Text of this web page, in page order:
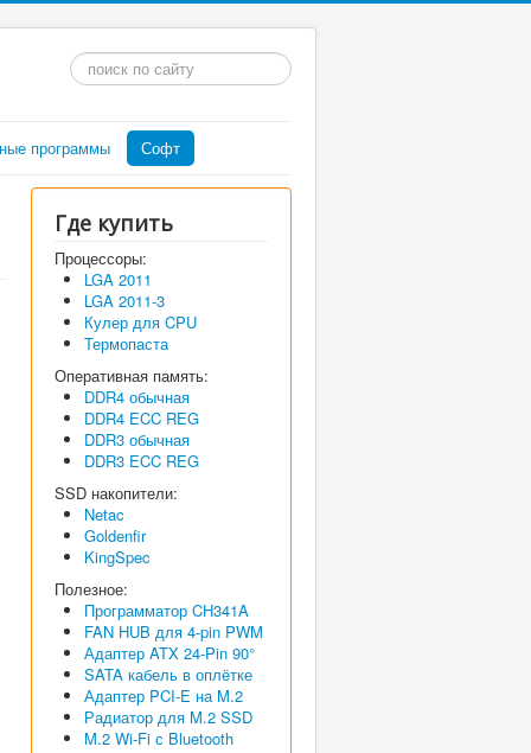
Искать...
программы Софт
Где купить
Процессоры:
LGA 2011
LGA 2011-3
Кулер для CPU
Термопаста
Оперативная память:
DDR4 обычная
DDR4 ECC REG
DDR3 обычная
DDR3 ECC REG
SSD накопители:
Netac
Goldenfir
KingSpec
Полезное:
Программатор CH341A
FAN HUB для 4-pin PWM
Адаптер ATX 24-Pin 90°
SATA кабель в оплётке
Адаптер PCI-E на M.2
Радиатор для M.2 SSD
M.2 Wi-Fi с Bluetooth